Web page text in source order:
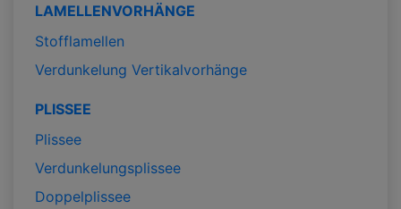
LAMELLENVORHÄNGE
Stofflamellen
Verdunkelung Vertikalvorhänge
PLISSEE
Plissee
Verdunkelungsplissee
Doppelplissee